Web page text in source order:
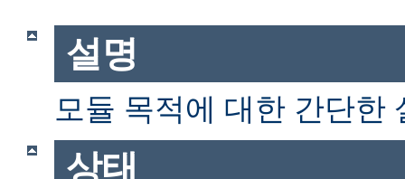
설명
모듈 목적에 대한 간단한
상태